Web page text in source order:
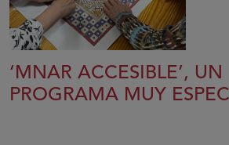
‘MNAR ACCESIBLE’, UN
PROGRAMA MUY